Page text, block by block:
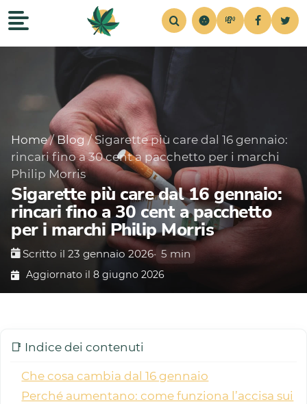
Recensioni Strains Notizie
💸
Home / Blog / Sigarette più care dal 16 gennaio:
rincari fino a 30 cent a pacchetto per i marchi
Philip Morris
Sigarette più care dal 16 gennaio:
rincari fino a 30 cent a pacchetto
per i marchi Philip Morris
Scritto il 23 gennaio 2026• 5 min
Aggiornato il 8 giugno 2026
📑 Indice dei contenuti
Che cosa cambia dal 16 gennaio
Perché aumentano: come funziona l’accisa sui